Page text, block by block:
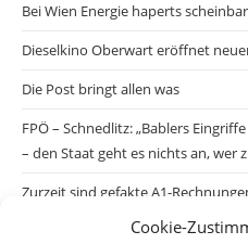
Cookie-
Bei Wien Energie haperts
Dieselkino Oberwart eröffnet
Die Post bringt allen was
FPÖ – Schnedlitz: „Bablers
– den Staat geht es nichts an, wer
Zurzeit sind gefakte A1-
Salzburgs Juden und ihre